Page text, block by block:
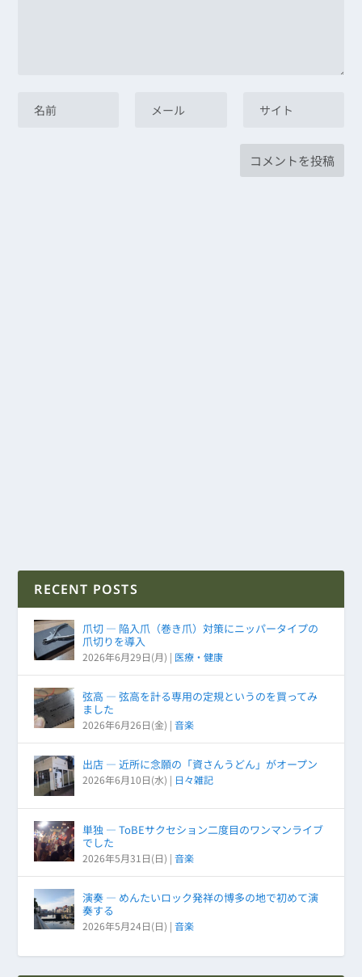
RECENT POSTS
爪切 ― 陥入爪（巻き爪）対策にニッパータイプの
爪切りを導入
2026年6月29日(月) | 医療・健康
弦高 ― 弦高を計る専用の定規というのを買ってみ
ました
2026年6月26日(金) |音楽
出店 ― 近所に念願の「資さんうどん」がオープン
2026年6月10日(水) | 日々雑記
単独 ― ToBEサクセション二度目のワンマンライブ
でした
2026年5月31日(日) |音楽
演奏 ― めんたいロック発祥の博多の地で初めて演
奏する
2026年5月24日(日) |音楽